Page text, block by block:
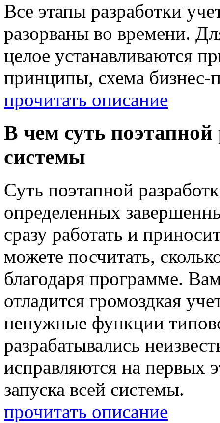
Все этапы разработки
разорваны во времени.
целое устанавливаются
принципы, схема бизнес-
прочитать описание
В чем суть поэтапной
системы
Суть поэтапной
определенных
сразу работать и
можете посчитать,
благодаря программе.
отладится громоздкая
ненужные функции
разрабатывались
исправляются на первых
запуска всей системы.
прочитать описание